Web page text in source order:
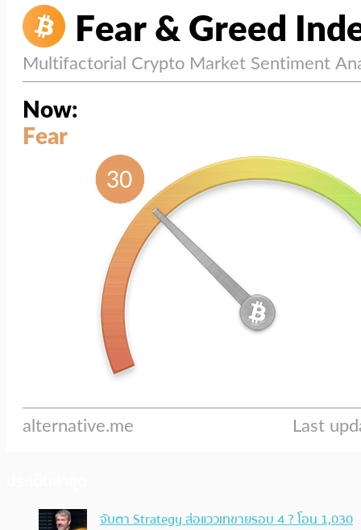
จับตา Strategy ส่อแววเทขายรอบ 4 ? โอน 1,030